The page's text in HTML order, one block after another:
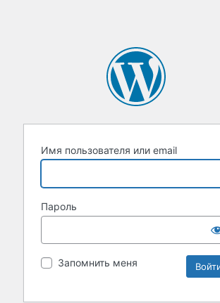
Имя пользователя или email
Пароль
Запомнить меня